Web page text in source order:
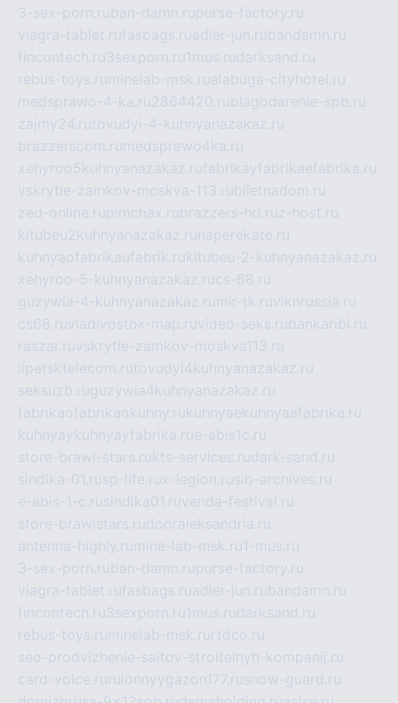
3-sex-porn.ruban-damn.rupurse-factory.ru
viagra-tablet.rufasbags.ruadler-jun.rubandamn.ru
fincontech.ru3sexporn.ru1mus.rudarksand.ru
rebus-toys.ru minelab-msk.rualabuga-cityhotel.ru
medsprawo-4-ka.ru2864420.rublagodarenie-spb.ru
zajmy24.rutovudyi-4-kuhnyanazakaz.ru
brazzerscom.ru medsprawo4ka.ru
xehyroo5kuhnyanazakaz.rufabrikayfabrikaefabrika.ru
vskrytie-zamkov-moskva-113.rubiletnadom.ru
zed-online.rupimchax.rubrazzers-hd.ruz-host.ru
kitubeu2kuhnyanazakaz.ru naperekate.ru
kuhnyaofabrikaufabrik.rukitubeu-2-kuhnyanazakaz.ru
xehyroo-5-kuhnyanazakaz.rucs-68.ru
guzywia-4-kuhnyanazakaz.ru mir-tk.ruvlknrussia.ru
cs68.ruvladivostok-map.ruvideo-seks.rubankaribi.ru
raszar.ruvskrytie-zamkov-moskva113.ru
lipetsktelecom.rutovudyi4kuhnyanazakaz.ru
seksuzb.ruguzywia4kuhnyanazakaz.ru
fabrikaofabrikaokuhny.rukuhnyaekuhnyaafabrika.ru
kuhnyaykuhnyayfabrika.rue-abis1c.ru
store-brawl-stars.rukts-services.rudark-sand.ru
sindika-01.rusp-life.rux-legion.rusib-archives.ru
e-abis-1-c.rusindika01.ruvenda-festival.ru
store-brawlstars.rudooraleksandria.ru
antenna-highly.ru mine-lab-msk.ru1-mus.ru
3-sex-porn.ruban-damn.rupurse-factory.ru
viagra-tablet.rufasbags.ruadler-jun.rubandamn.ru
fincontech.ru3sexporn.ru1mus.rudarksand.ru
rebus-toys.ru minelab-msk.ru rtdco.ru
seo-prodvizhenie-sajtov-stroitelnyh-kompanij.ru
card-voice.ru rulonnyygazon177.rusnow-guard.ru